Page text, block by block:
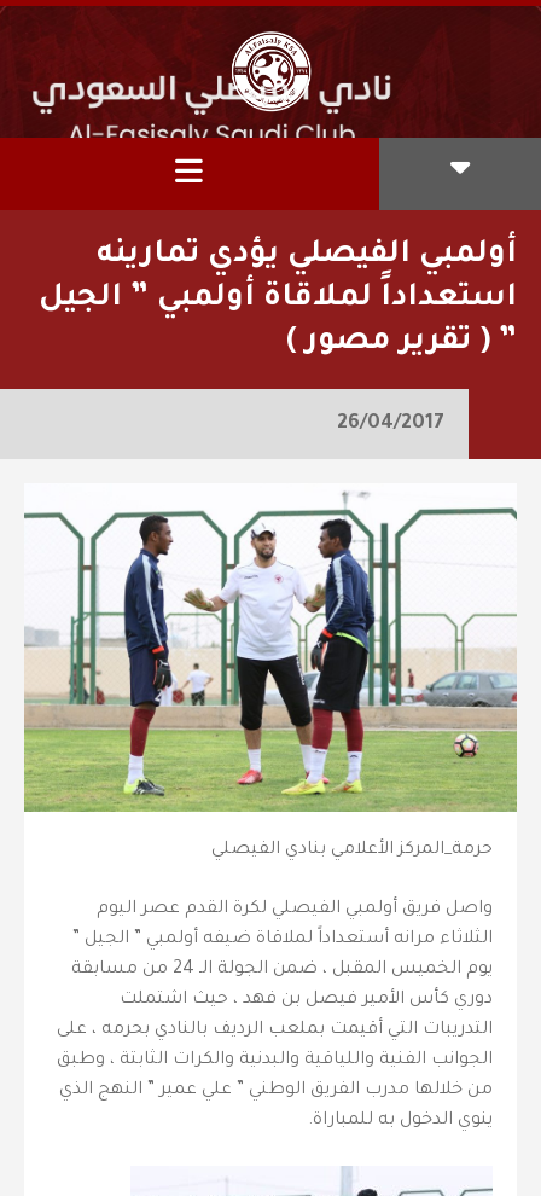
أولمبي الفيصلي يؤدي تمارينه
استعداداً لملاقاة أولمبي ” الجيل
” ( تقرير مصور )
26/04/2017
حرمة_المركز الأعلامي بنادي الفيصلي
واصل فريق أولمبي الفيصلي لكرة القدم عصر اليوم
الثلاثاء مرانه أستعداداً لملاقاة ضيفه أولمبي ” الجيل ”
يوم الخميس المقبل ، ضمن الجولة الـ 24 من مسابقة
دوري كأس الأمير فيصل بن فهد ، حيث اشتملت
التدريبات التي أقيمت بملعب الرديف بالنادي بحرمه ، على
الجوانب الفنية واللياقية والبدنية والكرات الثابتة ، وطبق
من خلالها مدرب الفريق الوطني ” علي عمير ” النهج الذي
ينوي الدخول به للمباراة.